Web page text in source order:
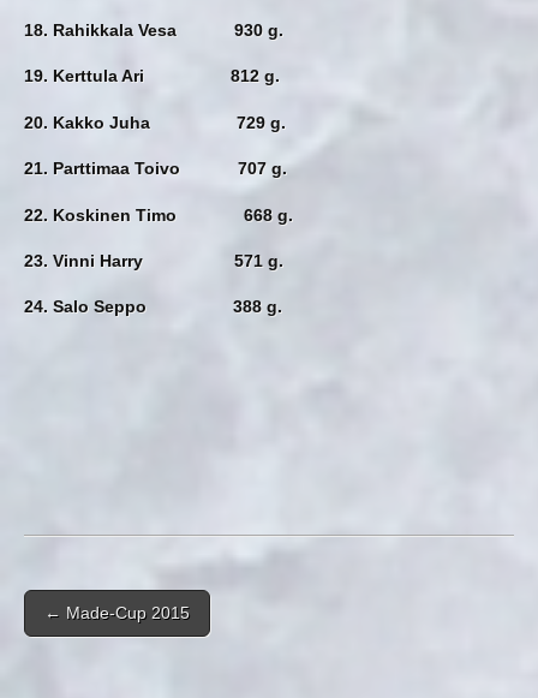
18. Rahikkala Vesa 930 g.
19. Kerttula Ari 812 g.
20. Kakko Juha 729 g.
21. Parttimaa Toivo 707 g.
22. Koskinen Timo 668 g.
23. Vinni Harry 571 g.
24. Salo Seppo 388 g.
Post navigation
← Made-Cup 2015